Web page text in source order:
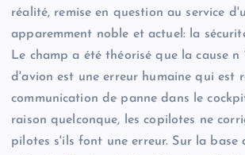
réalité, remise en question au service
apparemment noble et actuel: la
Le champ a été théorisé que la cause n
d'avion est une erreur humaine qui est
communication de panne dans le
raison quelconque, les copilotes ne
pilotes s'ils font une erreur. Sur la base